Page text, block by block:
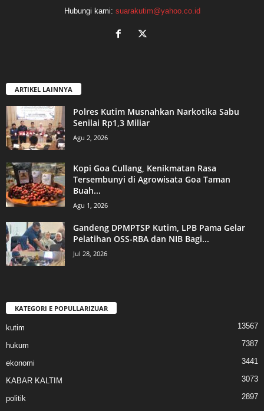
Hubungi kami: suarakutim@yahoo.co.id
ARTIKEL LAINNYA
Polres Kutim Musnahkan Narkotika Sabu
Senilai Rp1,3 Miliar
Agu 2, 2026
Kopi Goa Cullang, Kenikmatan Rasa
Tersembunyi di Agrowisata Goa Taman
Buah...
Agu 1, 2026
Gandeng DPMPTSP Kutim, LPB Pama Gelar
Pelatihan OSS-RBA dan NIB Bagi...
Jul 28, 2026
KATEGORI E POPULLARIZUAR
kutim 13567
hukum 7387
ekonomi 3441
KABAR KALTIM 3073
politik
2897